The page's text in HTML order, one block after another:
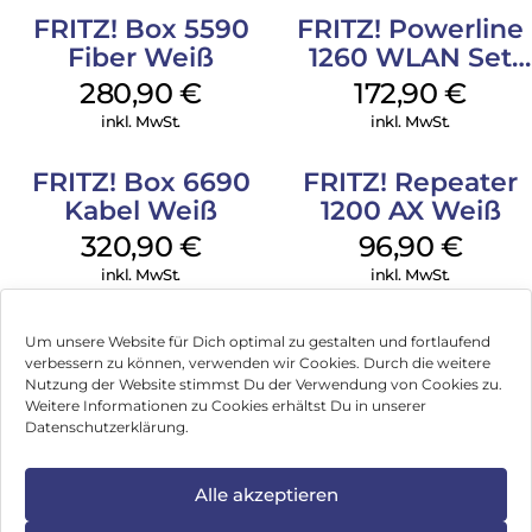
Um unsere Website für Dich optimal zu gestalten und fortlaufend
verbessern zu können, verwenden wir Cookies. Durch die weitere
Nutzung der Website stimmst Du der Verwendung von Cookies zu.
Weitere Informationen zu Cookies erhältst Du in unserer
Datenschutzerklärung.
Alle akzeptieren
FRITZ! Box 5590
Fiber Weiß
280,90€
inkl. MwSt.
FRITZ! Powerline
1260 WLAN Set
Weiß
172,90€
inkl. MwSt.
FRITZ! Box 6690
Kabel Weiß
320,90 €
inkl. MwSt.
FRITZ! Repeater
1200 AX Weiß
96,90 €
inkl. MwSt.
Impressum